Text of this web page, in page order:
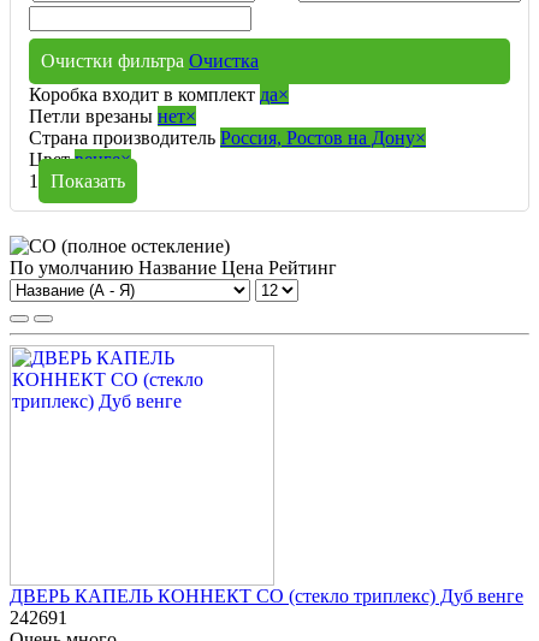
Очистки фильтра Очистка
Коробка входит в комплект да×
Петли врезаны нет×
Страна производитель Россия, Ростов на Дону×
Цвет венге×
1
Показать
По умолчанию Название Цена Рейтинг
ДВЕРЬ КАПЕЛЬ КОННЕКТ СО (стекло триплекс) Дуб венге
242691